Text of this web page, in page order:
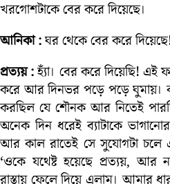
খরগোশটাকে বের করে দিয়েছে।
আনিকা :ঘর থেকে বের করে
প্রত্যয় :হ্যাঁ। বের করে দিয়েছি! এই
করে আর দিনভর পড়ে পড়ে ঘুমায়।
করছিল যে শৌনক আর নিতেই
অনেক দিন ধরেই ব্যাটাকে
আর কাল রাতেই সে সুযোগটা চলে
‘ওকে যথেষ্ট হয়েছে প্রত্যয়, আর
রাস্তায় ফেলে দিয়ে এলাম। আমার